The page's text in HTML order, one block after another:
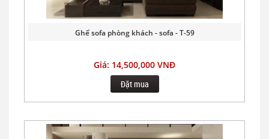
Ghế sofa phòng khách - sofa - T-59
Giá: 14,500,000 VNĐ
Đặt mua